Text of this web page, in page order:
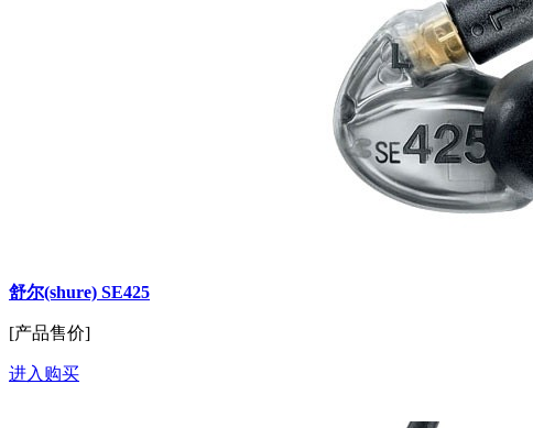
舒尔(shure) SE425
[产品售价]
进入购买